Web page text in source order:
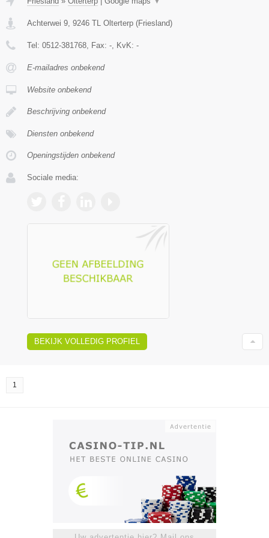
Achterwei 9 9246 TL Olterterp (Friesland)
Tel: 0512-381768 , Fax: - , KvK: -
E-mailadres onbekend
Website onbekend
Beschrijving onbekend
Diensten onbekend
Openingstijden onbekend
Sociale media:
BEKIJK VOLLEDIG PROFIEL
1